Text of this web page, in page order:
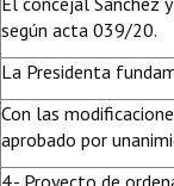
según acta 039/20.
La Presidenta
Con las
aprobado por
4.- Proyecto de